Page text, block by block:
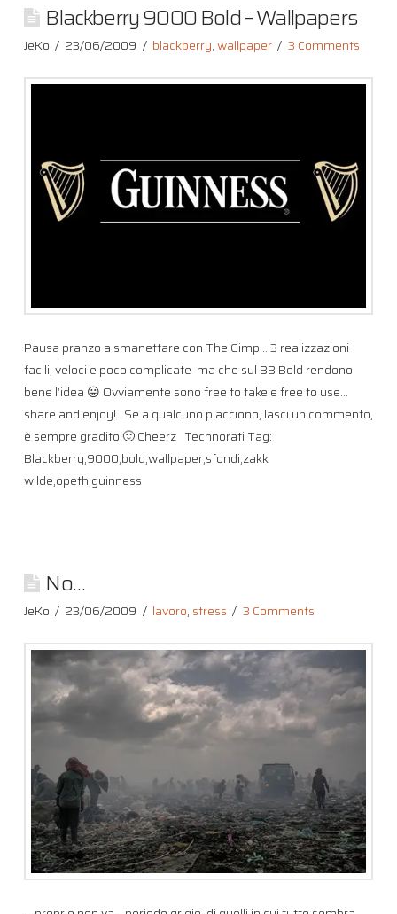
Blackberry 9000 Bold – Wallpapers
JeKo 23/06/2009 blackberry,wallpaper 3 Comments
Pausa pranzo a smanettare con The Gimp… 3 realizzazioni
facili, veloci e poco complicate ma che sul BB Bold rendono
bene l’idea 😛 Ovviamente sono free to take e free to use…
share and enjoy! Se a qualcuno piacciono, lasci un commento,
è sempre gradito 🙂 Cheerz Technorati Tag:
Blackberry,9000,bold,wallpaper,sfondi,zakk
wilde,opeth,guinness
No…
JeKo 23/06/2009 lavoro, stress 3 Comments